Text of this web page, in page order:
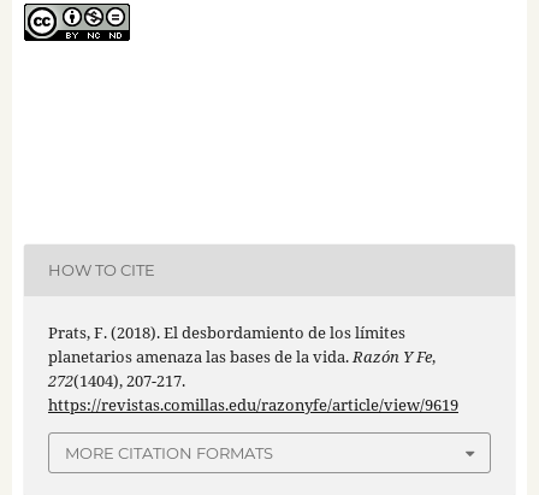
HOW TO CITE
Prats, F. (2018). El desbordamiento de los límites
planetarios amenaza las bases de la vida.Razón Y Fe,
272(1404), 207-217.
https://revistas.comillas.edu/razonyfe/article/view/9619
MORE CITATION FORMATS